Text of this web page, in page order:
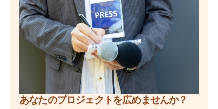
あなたのプロジェクトを広めませんか？